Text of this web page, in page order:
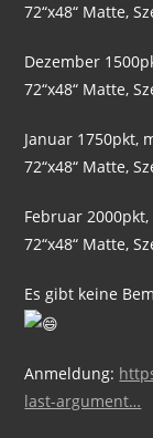
72“x48“ Matte,
Dezember
72“x48“ Matte,
Januar 1750pkt,
72“x48“ Matte,
Februar
72“x48“ Matte,
Es gibt keine
Anmeldung:
last-argument…